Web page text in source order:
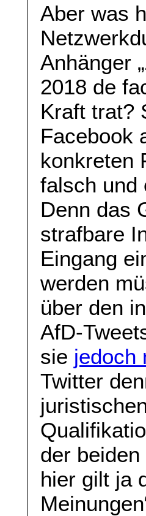
Aber was
Anhänger
2018 de
Kraft trat?
Facebook
konkreten
falsch und
Denn das
strafbare
Eingang
werden
über den
AfD-
sie jedoch
Twitter
der
hier gilt ja